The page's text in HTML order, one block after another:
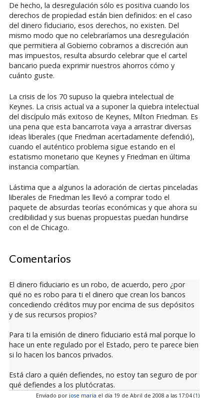
De hecho, la desregulación sólo es positiva cuando los
derechos de propiedad están bien definidos: en el caso
del dinero fiduciario, esos derechos, no existen. Del
mismo modo que no celebraríamos una desregulación
que permitiera al Gobierno cobrarnos a discreción aun
mas impuestos, resulta absurdo celebrar que el cartel
bancario pueda exprimir nuestros ahorros cómo y
cuánto guste.
La crisis de los 70 supuso la quiebra intelectual de
Keynes. La crisis actual va a suponer la quiebra intelectual
del discípulo más exitoso de Keynes, Milton Friedman. Es
una pena que esta bancarrota vaya a arrastrar diversas
ideas liberales (que Friedman acertadamente defendió),
cuando el auténtico problema sigue estando en el
estatismo monetario que Keynes y Friedman en última
instancia compartían.
Lástima que a algunos la adoración de ciertas pinceladas
liberales de Friedman les llevó a comprar todo el
paquete de absurdas teorías económicas y que ahora su
credibilidad y sus buenas propuestas puedan hundirse
con el de Chicago.
Comentarios
El dinero fiduciario es un robo, de acuerdo, pero ¿por
qué no es robo para ti el dinero que crean los bancos
concediendo créditos muy por encima de sus depósitos
y de sus recursos propios?
Para ti la emisión de dinero fiduciario está mal porque lo
hace un ente regulado por el Estado, pero te parece bien
si lo hacen los bancos privados.
Está claro a quién defiendes, no estoy tan seguro de por
qué defiendes a los plutócratas.
Enviado por jose maria el día 19 de Abril de 2008 a las 17:04 (1)